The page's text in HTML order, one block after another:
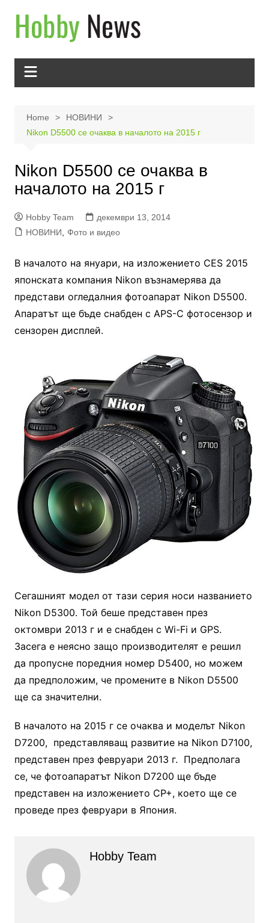
content
Home
НОВИНИ
Nikon D5500 се очаква в началото на 2015 г
Nikon D5500 се очаква в
началото на 2015 г
Hobby Team
декември 13, 2014
НОВИНИ
Фото и видео
В началото на януари, на изложението CES 2015
японската компания Nikon възнамерява да
представи огледалния фотоапарат Nikon D5500.
Апаратът ще бъде снабден с APS-C фотосензор и
сензорен дисплей.
Сегашният модел от тази серия носи названието
Nikon D5300. Той беше представен през
октомври 2013 г и е снабден с Wi-Fi и GPS.
Засега е неясно защо производителят е решил
да пропусне поредния номер D5400, но можем
да предположим, че промените в Nikon D5500
ще са значителни.
В началото на 2015 г се очаква и моделът Nikon
D7200, представляващ развитие на Nikon D7100,
представен през февруари 2013 г. Предполага
се, че фотоапаратът Nikon D7200 ще бъде
представен на изложението CP+, което ще се
проведе през февруари в Япония.
Hobby Team